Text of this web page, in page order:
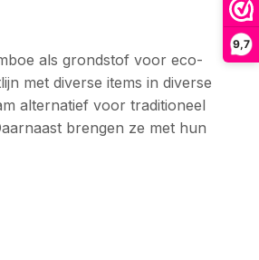
9,7
als grondstof voor eco-
met diverse items in diverse
alternatief voor traditioneel
brengen ze met hun